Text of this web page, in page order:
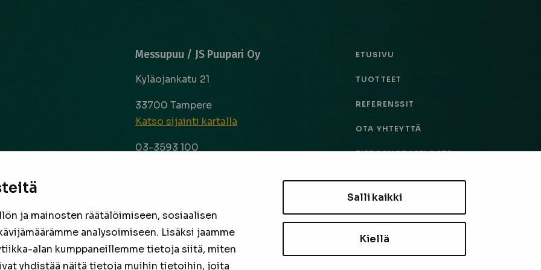
ja mainosten räätälöimiseen, sosiaalisen
analysoimiseen. Lisäksi jaamme
alan kumppaneillemme tietoja siitä, miten
yhdistää näitä tietoja muihin tietoihin, joita
Salli kaikki
Kiellä
sitten
laaja ja
ovat
Messupuu / JS Puupari Oy
Kyläojankatu 21
33700 Tampere
Katso sijainti kartalla
03-3593 100
la 9-14
FacebookInstagram
ETUSIVU
TUOTTEET
REFERENSSIT
OTA YHTEYTTÄ
TIETOSUOJASELOSTE
EVÄSTEASETUKSET
TILAA UUTISKIRJE